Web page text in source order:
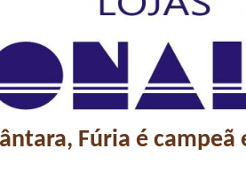
Fúria é campeã